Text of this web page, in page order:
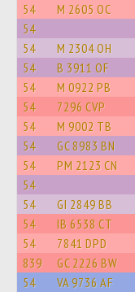
54 M 2605 OC
54
54 M 2304 OH
54 B 3911 OF
54 M 0922 PB
54 7296 CVP
54 M 9002 TB
54 GC 8983 BN
54 PM 2123 CN
54
54 GI 2849 BB
54 IB 6538 CT
54 7841 DPD
839 GC 2226 BW
54 VA 9736 AF